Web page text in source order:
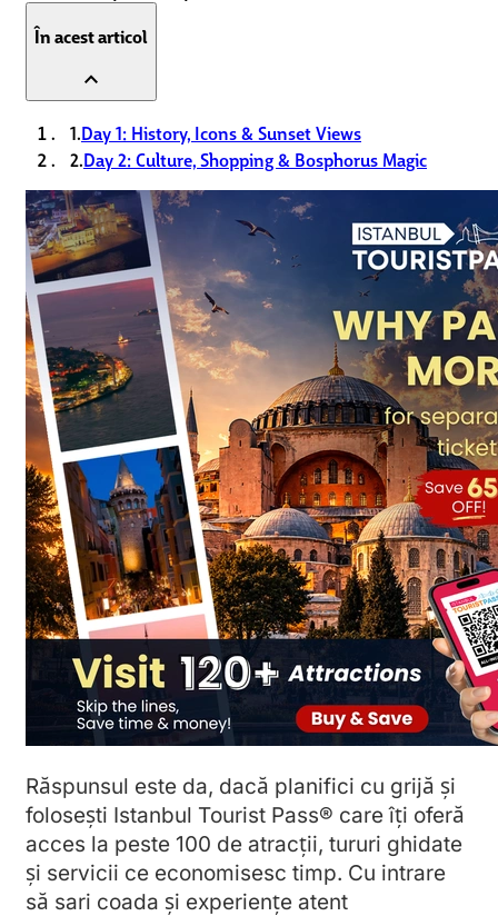
În acest articol
expand_less
1.Day 1: History, Icons & Sunset Views
2.Day 2: Culture, Shopping & Bosphorus Magic
Răspunsul este da, dacă planifici cu grijă și
folosești Istanbul Tourist Pass® care îți oferă
acces la peste 100 de atracții, tururi ghidate
și servicii ce economisesc timp. Cu intrare
să sari coada și experiențe atent